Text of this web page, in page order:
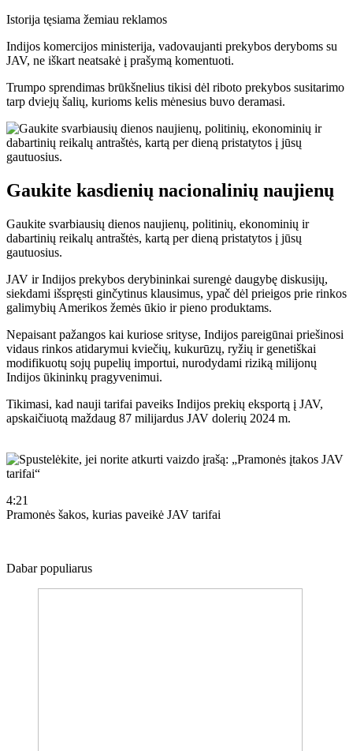
Istorija tęsiama žemiau reklamos
Indijos komercijos ministerija, vadovaujanti prekybos deryboms su
JAV, ne iškart neatsakė į prašymą komentuoti.
Trumpo sprendimas brūkšnelius tikisi dėl riboto prekybos susitarimo
tarp dviejų šalių, kurioms kelis mėnesius buvo deramasi.
Gaukite kasdienių nacionalinių naujienų
Gaukite svarbiausių dienos naujienų, politinių, ekonominių ir
dabartinių reikalų antraštės, kartą per dieną pristatytos į jūsų
gautuosius.
JAV ir Indijos prekybos derybininkai surengė daugybę diskusijų,
siekdami išspręsti ginčytinus klausimus, ypač dėl prieigos prie rinkos
galimybių Amerikos žemės ūkio ir pieno produktams.
Nepaisant pažangos kai kuriose srityse, Indijos pareigūnai priešinosi
vidaus rinkos atidarymui kviečių, kukurūzų, ryžių ir genetiškai
modifikuotų sojų pupelių importui, nurodydami riziką milijonų
Indijos ūkininkų pragyvenimui.
Tikimasi, kad nauji tarifai paveiks Indijos prekių eksportą į JAV,
apskaičiuotą maždaug 87 milijardus JAV dolerių 2024 m.
4:21
Pramonės šakos, kurias paveikė JAV tarifai
Dabar populiarus